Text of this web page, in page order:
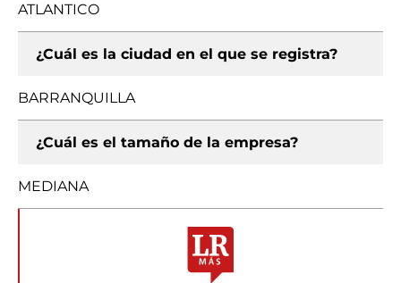
ATLANTICO
¿Cuál es la ciudad en el que se registra?
BARRANQUILLA
¿Cuál es el tamaño de la empresa?
MEDIANA